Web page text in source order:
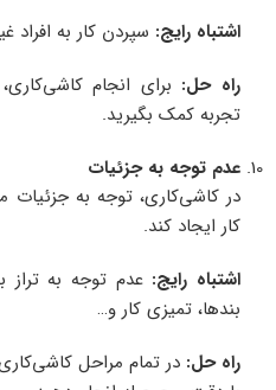
اشتباه رایج: سپردن کار به
راه حل: برای انجام
تجربه کمک بگیرید.
عدم توجه به جزئیات
در کاشی‌کاری، توجه به جزئیات
کار ایجاد کند.
اشتباه رایج: عدم توجه به
بندها، تمیزی کار و…
راه حل: در تمام مراحل